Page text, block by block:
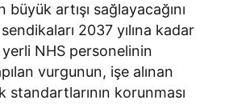
artışı sağlayacağını
2037 yılına kadar
NHS personelinin
vurgunun, işe alınan
standartlarının korunması